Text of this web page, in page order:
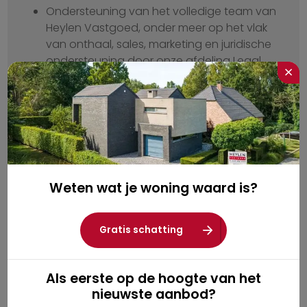
×
Weten wat je woning waard is?
Gratis schatting
Als eerste op de hoogte van het
nieuwste aanbod?
Ondersteuning van het volledige team van
Heylen Vastgoed, onder meer op het vlak
van onthaal, sales, marketing en juridische
ondersteuning door onze afdeling Legal.
Wij laten jou meegroeien met het
succesverhaal van Heylen Vastgoed,
vandaag met 24 kantoren verspreid over
de provincies Antwerpen, Oost-
Vlaanderen, Vlaams-Brabant & Limburg, en
Bij voorkeur op zelfstandige basis. Ben je
nog niet erkend door het BIV? Wij bieden
ook BIV-stages aan.